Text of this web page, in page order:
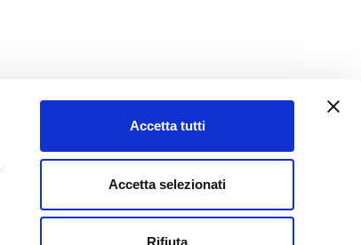
Accetta tutti
Accetta selezionati
Rifiuta